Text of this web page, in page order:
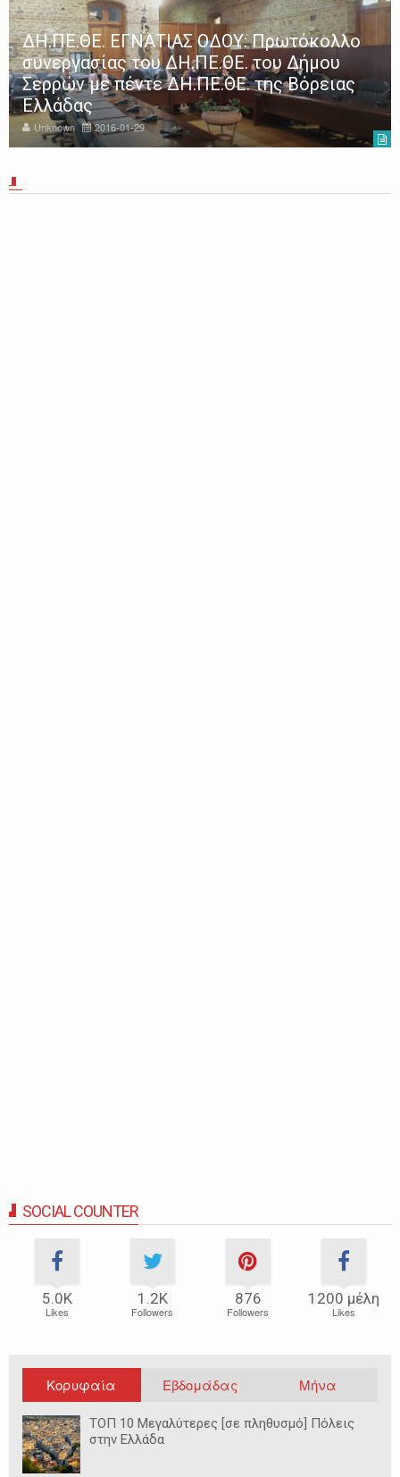
ΔΗ.ΠΕ.ΘΕ. ΕΓΝΑΤΙΑΣ ΟΔΟΥ: Πρωτόκολλο
συνεργασίας του ΔΗ.ΠΕ.ΘΕ. του Δήμου
Σερρών με πέντε ΔΗ.ΠΕ.ΘΕ. της Βόρειας
Ελλάδας
Unknown 2016-01-29
SOCIAL COUNTER
5.0Κ
Likes
1.2Κ
Followers
876
Followers
1200 μέλη
Likes
Κορυφαία Εβδομάδας Μήνα
ΤΟΠ 10 Μεγαλύτερες [σε πληθυσμό] Πόλεις
στην Ελλάδα